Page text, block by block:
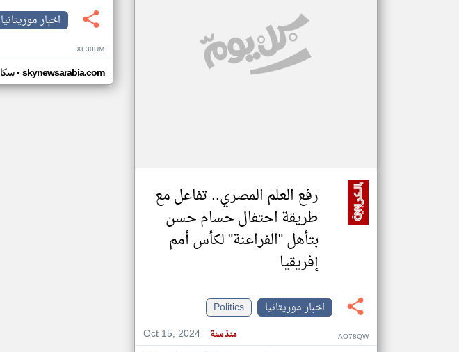
رفع العلم المصري.. تفاعل مع
طريقة احتفال حسام حسن
بتأهل "الفراعنة" لكأس أمم
إفريقيا
اخبار موريتانيا
Politics
Oct 15, 2024
منذ سنة AO78QW
اخبار موريتانيا
XF30UM
• skynewsarabia.com